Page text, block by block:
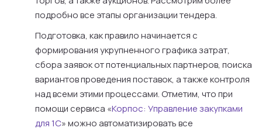
подробно все этапы организации тендера.
Подготовка, как правило начинается с
формирования укрупненного графика затрат,
сбора заявок от потенциальных партнеров, поиска
вариантов проведения поставок, а также контроля
над всеми этими процессами. Отметим, что при
помощи сервиса «Корпос: Управление закупками
для 1С» можно автоматизировать все